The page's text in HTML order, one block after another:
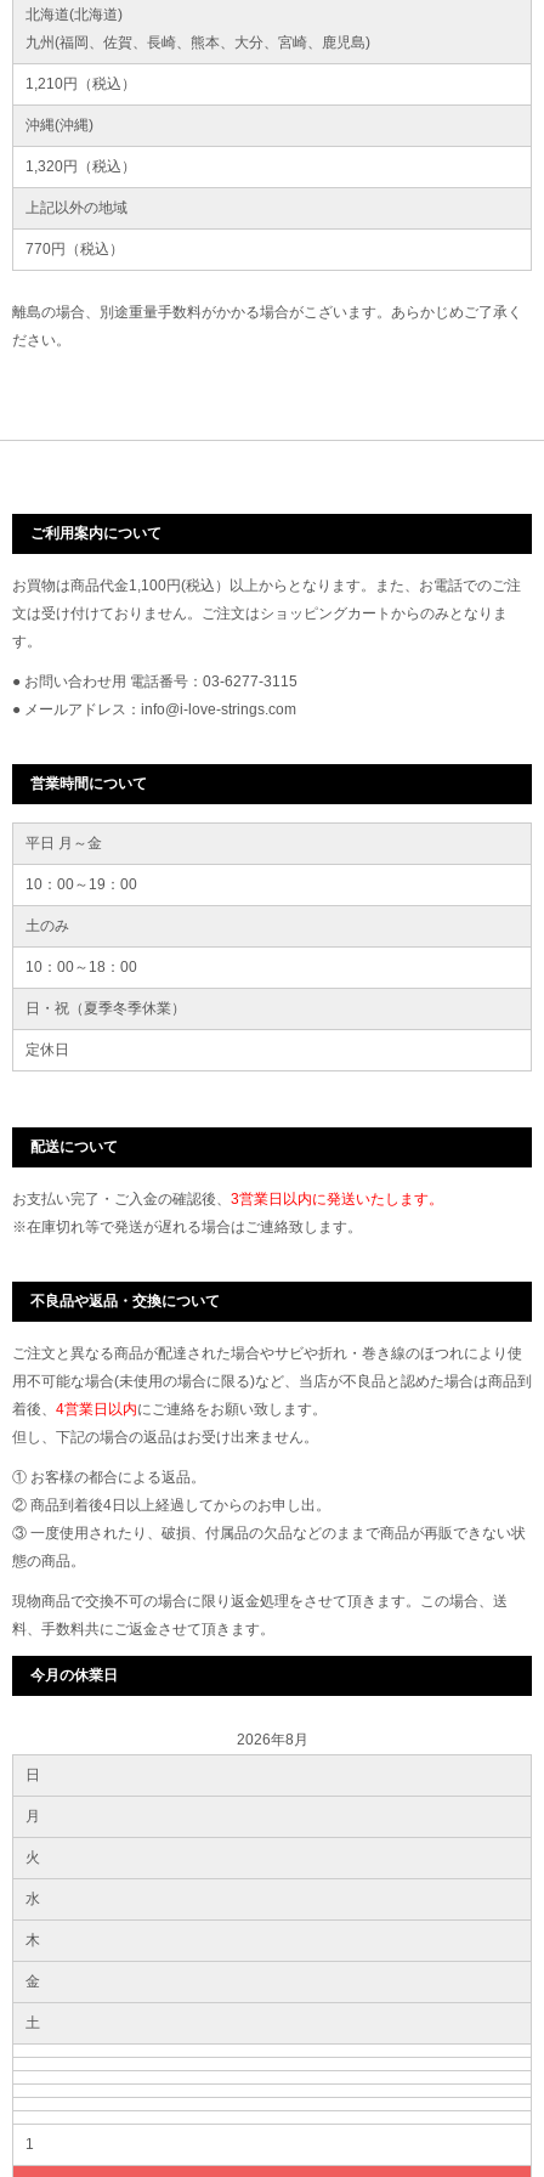
北海道(北海道)
九州(福岡、佐賀、長崎、熊本、大分、宮崎、鹿児島)
1,210円（税込）
沖縄(沖縄)
1,320円（税込）
上記以外の地域
770円（税込）
離島の場合、別途重量手数料がかかる場合がこざいます。あらかじめご了承く
ださい。
ご利用案内について
お買物は商品代金1,100円(税込）以上からとなります。また、お電話でのご注
文は受け付けておりません。ご注文はショッピングカートからのみとなりま
す。
● お問い合わせ用 電話番号：03-6277-3115
● メールアドレス：info@i-love-strings.com
営業時間について
平日 月～金
10：00～19：00
土のみ
10：00～18：00
日・祝（夏季冬季休業）
定休日
配送について
お支払い完了・ご入金の確認後、 3営業日以内に発送いたします。
※在庫切れ等で発送が遅れる場合はご連絡致します。
不良品や返品・交換について
ご注文と異なる商品が配達された場合やサビや折れ・巻き線のほつれにより使
用不可能な場合(未使用の場合に限る)など、当店が不良品と認めた場合は商品到
着後、 4営業日以内にご連絡をお願い致します。
但し、下記の場合の返品はお受け出来ません。
① お客様の都合による返品。
② 商品到着後4日以上経過してからのお申し出。
③ 一度使用されたり、破損、付属品の欠品などのままで商品が再販できない状
態の商品。
現物商品で交換不可の場合に限り返金処理をさせて頂きます。この場合、送
料、手数料共にご返金させて頂きます。
今月の休業日
2026年8月
日
月
火
水
木
金
土
1